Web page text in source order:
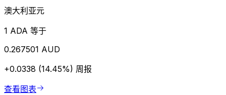
澳大利亚元
1 ADA 等于
0.267501 AUD
+0.0338 (14.45%) 周报
查看图表